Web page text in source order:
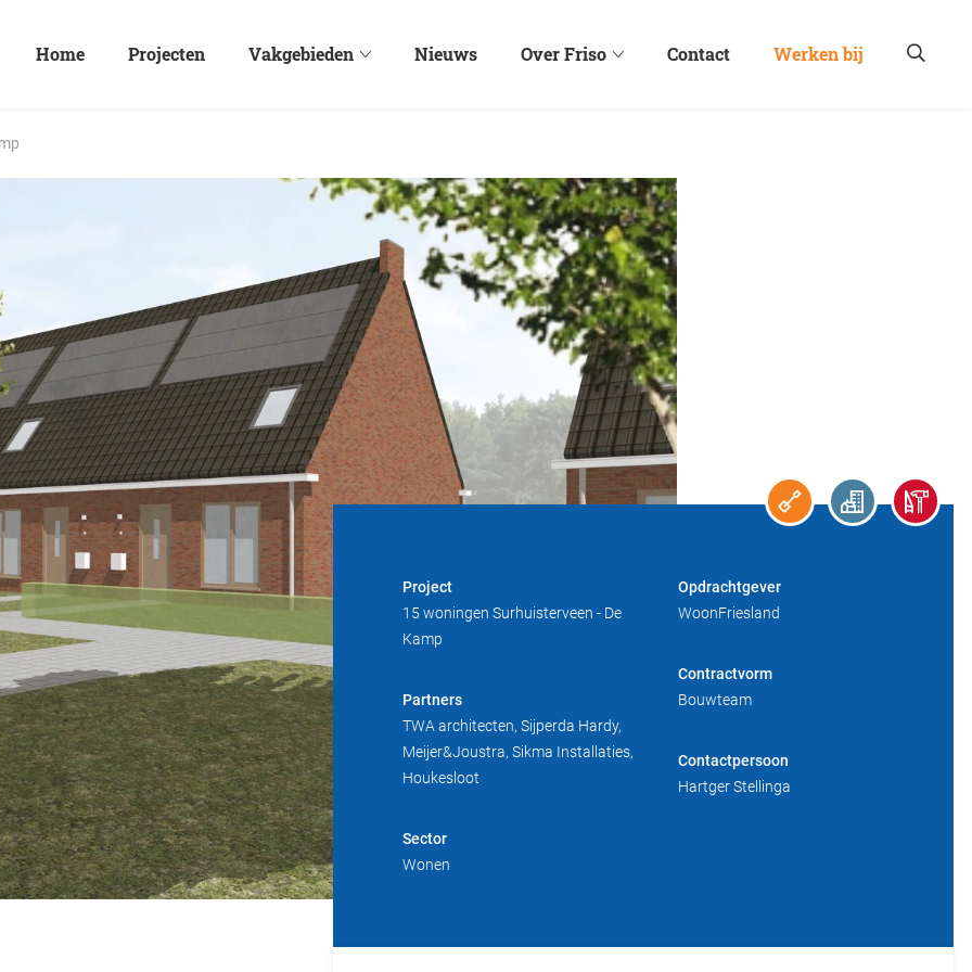
Home Projecten Vakgebieden Nieuws Over Friso Contact Werken bij
Project
15 woningen Surhuisterveen - De
Kamp
Partners
TWA architecten, Sijperda Hardy,
Meijer&Joustra, Sikma Installaties,
Houkesloot
Sector
Wonen
Opdrachtgever
WoonFriesland
Contractvorm
Bouwteam
Contactpersoon
Hartger Stellinga